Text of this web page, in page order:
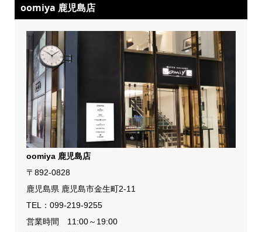
oomiya 鹿児島店
oomiya 鹿児島店
〒892-0828
鹿児島県 鹿児島市金生町2-11
TEL： 099-219-9255
営業時間 11:00～19:00